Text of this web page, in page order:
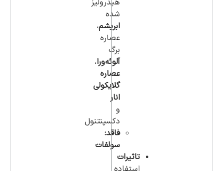
هیدرولیز
شده
ابریشم،
عصاره
برگ
آلوئه‌ورا،
عصاره
گلایکولی
انار
و
دکسپنتنول
فاقد:
سولفات
تاثیرات